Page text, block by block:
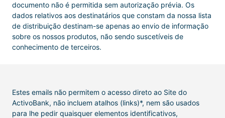
documento não é permitida sem autorização prévia. Os
dados relativos aos destinatários que constam da nossa lista
de distribuição destinam-se apenas ao envio de informação
sobre os nossos produtos, não sendo suscetíveis de
conhecimento de terceiros.
Estes emails não permitem o acesso direto ao Site do
ActivoBank, não incluem atalhos (links)*, nem são usados
para lhe pedir quaisquer elementos identificativos,